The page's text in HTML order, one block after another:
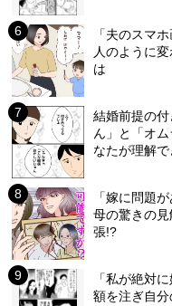
「夫のスマ
人のように
は
結婚前提の
ん」と「オ
なたが理解で
「嫁に問題
母の驚きの
張!?
「私が絶対
額を注ぎ自